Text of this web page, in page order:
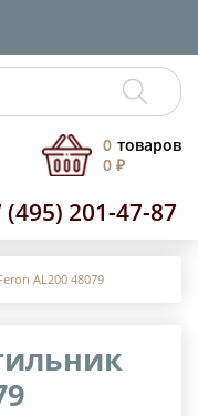
(495) 201-47-87
0 товаров
0 ₽
AL200 48079